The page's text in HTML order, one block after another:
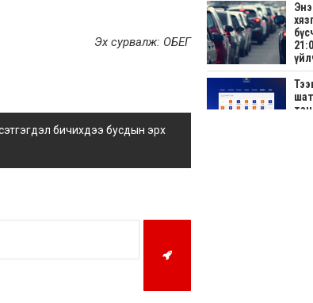
Эх сурвалж: ОБЕГ
бичихдээ бусдын эрх